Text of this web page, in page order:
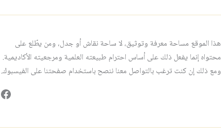
هذا الموقع مساحة معرفة وتوثيق، لا ساحة نقاش أو جدل، ومن يطّلع على
محتواه إنما يفعل ذلك على أساس احترام طبيعته العلمية ومرجعيته الأكاديمية.
ومع ذلك إن كنت ترغب بالتواصل معنا ننصح باستخدام صفحتنا على الفيسبوك.